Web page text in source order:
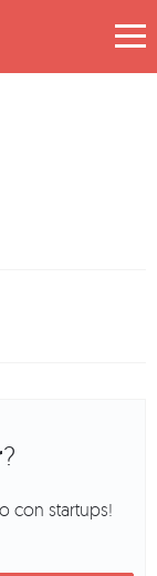
?
con startups!